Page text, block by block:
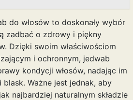
do włosów to doskonały wybór
zadbać o zdrowy i piękny
Dzięki swoim właściwościom
i ochronnym, jedwab
kondycji włosów, nadając im
Ważne jest jednak, aby
najbardziej naturalnym składzie